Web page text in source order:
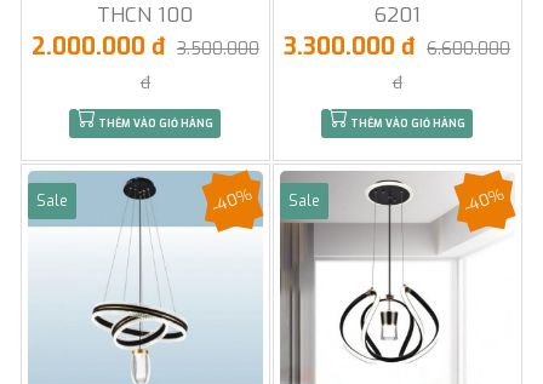
THCN 100
2.000.000 đ 3.500.000
đ
THÊM VÀO GIỎ HÀNG
6201
3.300.000 đ 6.600.000
đ
THÊM VÀO GIỎ HÀNG
Sale -40% Sale -40%